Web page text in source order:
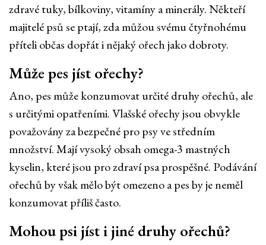
zdravé tuky, bílkoviny, vitamíny a minerály. Někteří
majitelé psů se ptají, zda můžou svému čtyřnohému
příteli občas dopřát i nějaký ořech jako dobroty.
Může pes jíst ořechy?
Ano, pes může konzumovat určité druhy ořechů, ale
s určitými opatřeními. Vlašské ořechy jsou obvykle
považovány za bezpečné pro psy ve středním
množství. Mají vysoký obsah omega-3 mastných
kyselin, které jsou pro zdraví psa prospěšné. Podávání
ořechů by však mělo být omezeno a pes by je neměl
konzumovat příliš často.
Mohou psi jíst i jiné druhy ořechů?